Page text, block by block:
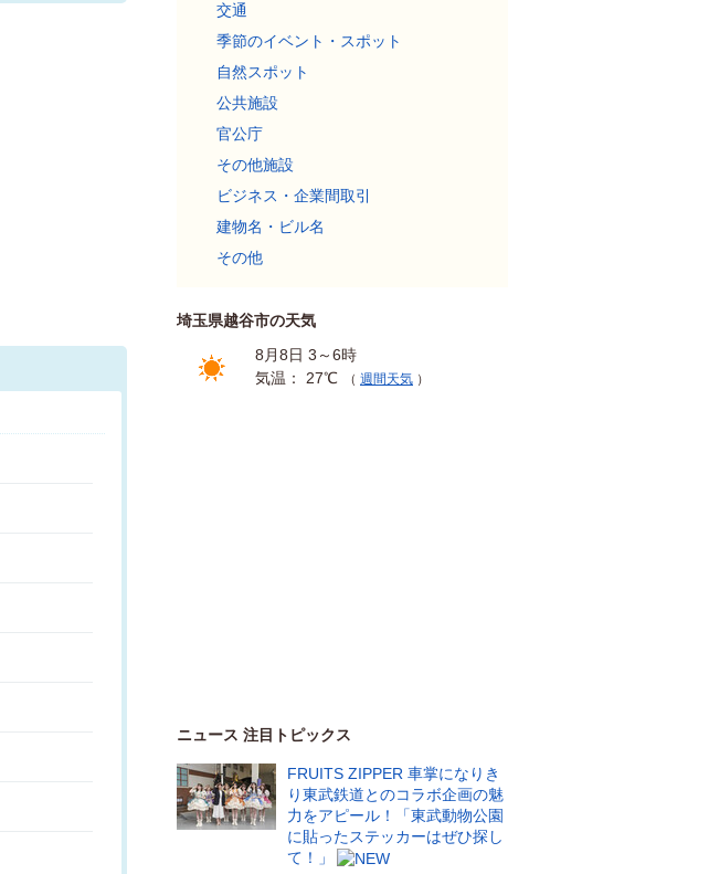
交通
季節のイベント・スポット
自然スポット
公共施設
官公庁
その他施設
ビジネス・企業間取引
建物名・ビル名
その他
埼玉県越谷市の天気
8月8日 3～6時
気温： 27℃
（ 週間天気 ）
ニュース 注目トピックス
FRUITS ZIPPER 車掌になりき
り東武鉄道とのコラボ企画の魅
力をアピール！「東武動物公園
に貼ったステッカーはぜひ探し
て！」